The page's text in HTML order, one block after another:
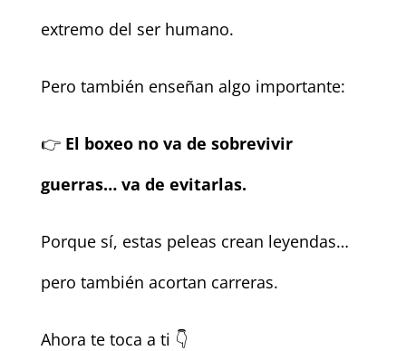
extremo del ser humano.
Pero también enseñan algo importante:
👉 El boxeo no va de sobrevivir
guerras… va de evitarlas.
Porque sí, estas peleas crean leyendas…
pero también acortan carreras.
Ahora te toca a ti 👇